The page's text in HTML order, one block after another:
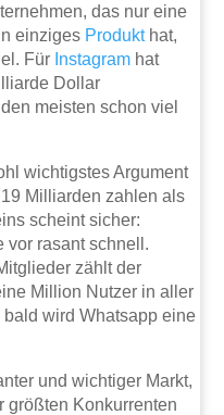
das nur eine
einziges Produkthat,
Für Instagram hat
Dollar
meisten schon viel
wichtigstes Argument
Milliarden zahlen als
scheint sicher:
vor rasant schnell.
zählt der
Million Nutzer in aller
wird Whatsapp eine
und wichtiger Markt,
größten Konkurrenten